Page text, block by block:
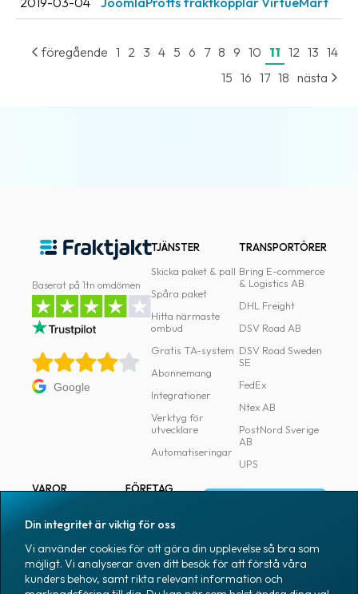
föregående 1 2 3 4 5 6 7 8 9 10 11 12 13 14
15 16 17 18 nästa
Baserat på 1tn omdömen
Google
TJÄNSTER
Skicka paket & pall
Spåra paket
Hitta närmaste
ombud
Gratis TA-system
Abonnemang
Integrationer
Verktyg för
utvecklare
Automatiseringar
TRANSPORTÖRER
Bring E-commerce
& Logistics AB
DHL Freight
DSV Road AB
DSV Road Sweden
SE
FedEx
Ntex AB
PostNord Sverige
AB
UPS
VAROR
Märkning
Emballage
Emballagetillbehör
FÖRETAG
Pressrum
Medarbetare
Jobb & karriär
Skapa konto
Din integritet är viktig för oss
Vi använder cookies för att göra din upplevelse så bra som
möjligt. Vi analyserar även ditt besök för att förstå våra
kunders behov, samt rikta relevant information och